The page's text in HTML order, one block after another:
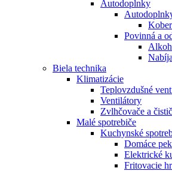
Autodoplnky
Povinná a
Biela technika
Klimatizácie
Teplovzdušné
Ventilátory
Zvlhčovače a
Malé spotrebiče
Kuchynské
Domáce
Elektrické
Fritovacie